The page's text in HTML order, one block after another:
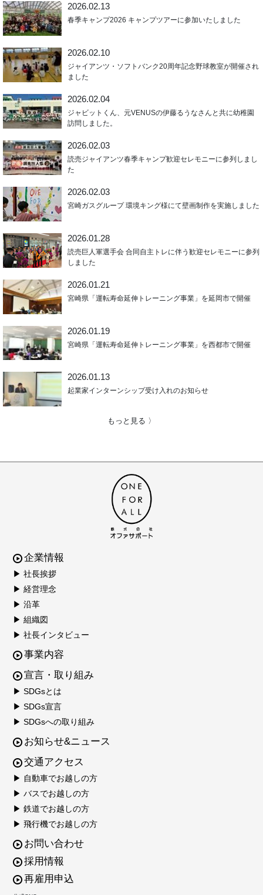
2026.02.13
春季キャンプ2026 キャンプツアーに参加いたしました
2026.02.10
ジャイアンツ・ソフトバンク20周年記念野球教室が開催され
ました
2026.02.04
ジャビットくん、元VENUSの伊藤るうなさんと共に幼稚園
訪問しました。
2026.02.03
読売ジャイアンツ春季キャンプ歓迎セレモニーに参列しまし
た
2026.02.03
宮崎ガスグループ 環境キング様にて壁画制作を実施しました
2026.01.28
読売巨人軍選手会 合同自主トレに伴う歓迎セレモニーに参列
しました
2026.01.21
宮崎県「運転寿命延伸トレーニング事業」を延岡市で開催
2026.01.19
宮崎県「運転寿命延伸トレーニング事業」を西都市で開催
2026.01.13
起業家インターンシップ受け入れのお知らせ
もっと見る 〉
企業情報
▶ 社長挨拶
▶ 経営理念
▶ 沿革
▶ 組織図
▶ 社長インタビュー
事業内容
宣言・取り組み
▶ SDGsとは
▶ SDGs宣言
▶ SDGsへの取り組み
お知らせ&ニュース
交通アクセス
▶ 自動車でお越しの方
▶ バスでお越しの方
▶ 鉄道でお越しの方
▶ 飛行機でお越しの方
お問い合わせ
採用情報
再雇用申込